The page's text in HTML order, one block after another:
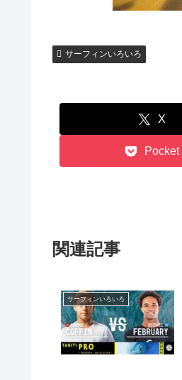
サーフィンいろいろ
X
Pocket
関連記事
サーフィンいろいろ